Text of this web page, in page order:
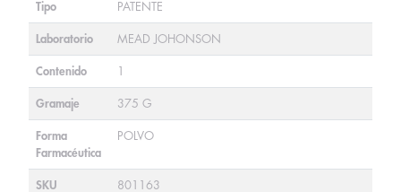
Tipo PATENTE
Laboratorio MEAD JOHONSON
Contenido 1
Gramaje 375 G
Forma
Farmacéutica
POLVO
SKU 801163